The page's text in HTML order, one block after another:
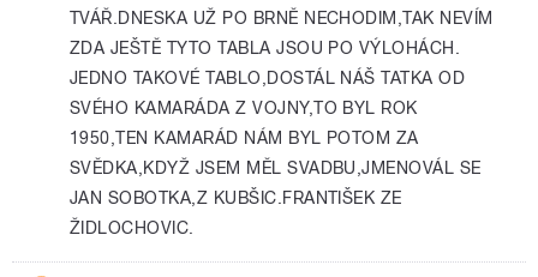
TVÁŘ.DNESKA UŽ PO BRNĚ NECHODIM,TAK NEVÍM
ZDA JEŠTĚ TYTO TABLA JSOU PO VÝLOHÁCH.
JEDNO TAKOVÉ TABLO,DOSTÁL NÁŠ TATKA OD
SVÉHO KAMARÁDA Z VOJNY,TO BYL ROK
1950,TEN KAMARÁD NÁM BYL POTOM ZA
SVĚDKA,KDYŽ JSEM MĚL SVADBU,JMENOVÁL SE
JAN SOBOTKA,Z KUBŠIC.FRANTIŠEK ZE
ŽIDLOCHOVIC.